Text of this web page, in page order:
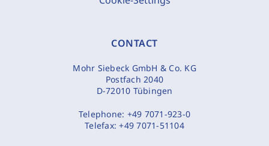
CONTACT
Mohr Siebeck GmbH & Co. KG
Postfach 2040
D-72010 Tübingen
Telephone: +49 7071-923-0
Telefax:+49 7071-51104